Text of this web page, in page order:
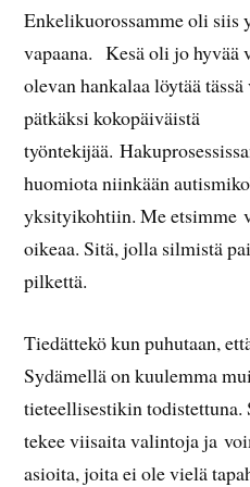
Enkelikuorossamme oli siis
vapaana. Kesä oli jo hyvää
olevan hankalaa löytää
pätkäksi kokopäiväistä
työntekijää.
huomiota niinkään
yksityikohtiin. Me etsimme
oikeaa. Sitä, jolla silmistä
pilkettä.
Tiedättekö kun puhutaan,
Sydämellä on kuulemma
tieteellisestikin todistettuna.
tekee viisaita valintoja ja
asioita, joita ei ole vielä